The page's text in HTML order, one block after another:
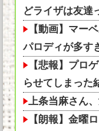
どライザは友達
【動画】マー
パロディが多す
【悲報】プロ
らせてしまった
上条当麻さん
【朗報】金曜